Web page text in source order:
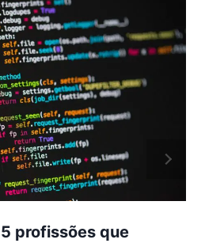
profissões que